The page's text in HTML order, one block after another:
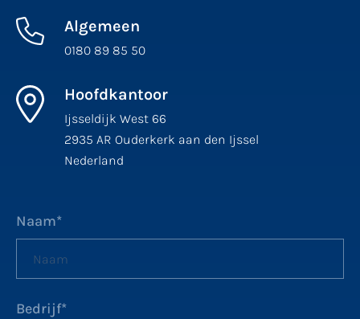
Algemeen
0180 89 85 50
Hoofdkantoor
Ijsseldijk West 66
2935 AR Ouderkerk aan den Ijssel
Nederland
Naam*
Bedrijf*